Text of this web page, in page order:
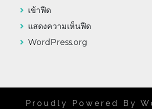
เข้าฟีด
แสดงความเห็นฟีด
WordPress.org
Proudly Powered By